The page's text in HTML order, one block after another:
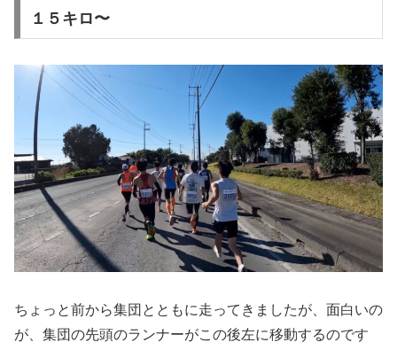
１５キロ〜
ちょっと前から集団とともに走ってきましたが、面白いの
が、集団の先頭のランナーがこの後左に移動するのです